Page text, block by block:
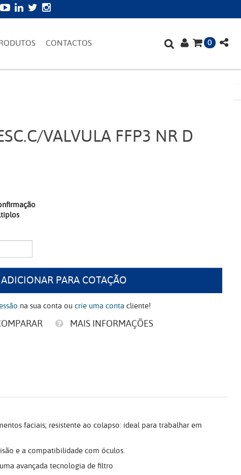
CONTACTOS 0
VALVULA FFP3 NR D
ADICIONAR PARA COTAÇÃO
na sua conta oucrie uma conta cliente!
MAIS INFORMAÇÕES
faciais; resistente ao colapso: ideal para trabalhar em
e a compatibilidade com óculos.
avançada tecnologia de filtro